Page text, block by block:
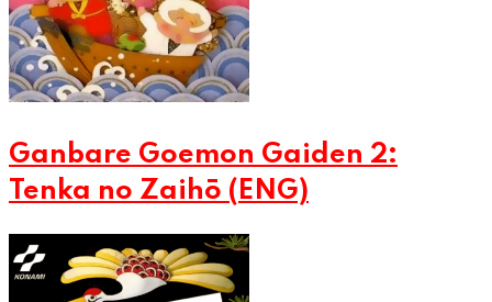
Ganbare Goemon Gaiden 2:
Tenka no Zaihō (ENG)